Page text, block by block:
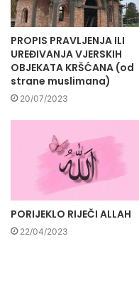
PROPIS PRAVLJENJA ILI
UREĐIVANJA VJERSKIH
OBJEKATA KRŠĆANA (od
strane muslimana)
20/07/2023
PORIJEKLO RIJEČI ALLAH
22/04/2023